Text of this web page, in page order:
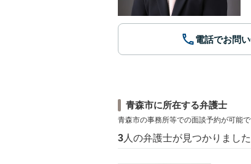
電話でお問
青森市に所在する弁護士
青森市の事務所等での面談予約が可能で
3 人の弁護士が見つかりました